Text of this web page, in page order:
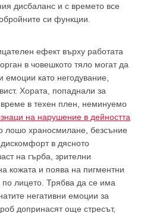
дисбаланс и с времето все
си функции.
ефект върху работата
в човешкото тяло могат да
като негодувание,
Хората, попаднали за
в техен плен, неминуемо
на нарушение в дейността
лошо храносмилане, безсъние
в дясното
на гърба, зрителни
кожата и поява на пигментни
по лицето. Трябва да се има
негативни емоции за
допринасят още стресът,